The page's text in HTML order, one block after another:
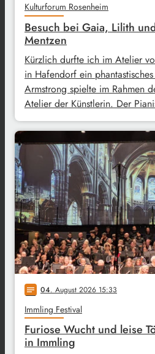
Kulturforum Rosenheim
Besuch bei Gaia, Lilith
Mentzen
Kürzlich durfte ich im Atelier
in Hafendorf ein
Armstrong spielte im Rahmen
Atelier der Künstlerin. Der
notes 04. August 2026 15:33
Immling Festival
Furiose Wucht und leise
in Immling